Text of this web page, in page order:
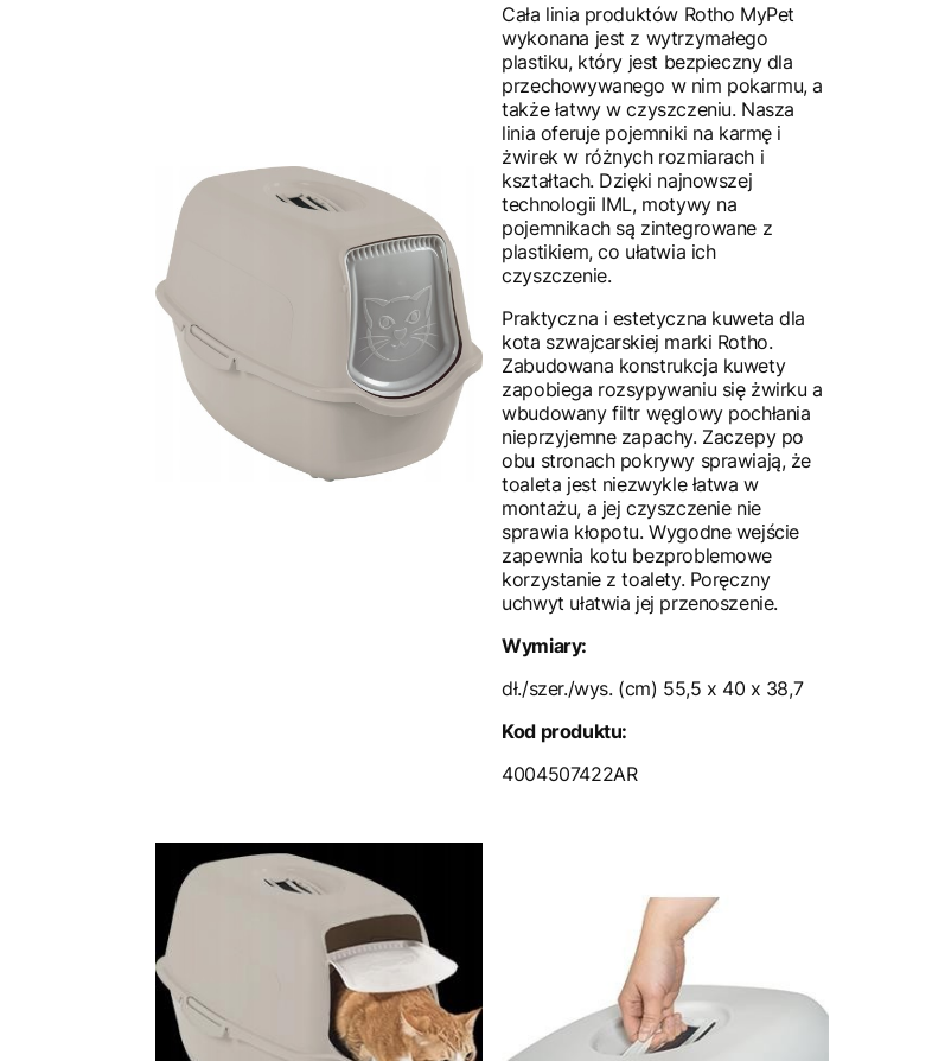
Cała linia produktów Rotho MyPet
wykonana jest z wytrzymałego
plastiku, który jest bezpieczny dla
przechowywanego w nim pokarmu, a
także łatwy w czyszczeniu. Nasza
linia oferuje pojemniki na karmę i
żwirek w różnych rozmiarach i
kształtach. Dzięki najnowszej
technologii IML, motywy na
pojemnikach są zintegrowane z
plastikiem, co ułatwia ich
czyszczenie.
Praktyczna i estetyczna kuweta dla
kota szwajcarskiej marki Rotho.
Zabudowana konstrukcja kuwety
zapobiega rozsypywaniu się żwirku a
wbudowany filtr węglowy pochłania
nieprzyjemne zapachy. Zaczepy po
obu stronach pokrywy sprawiają, że
toaleta jest niezwykle łatwa w
montażu, a jej czyszczenie nie
sprawia kłopotu. Wygodne wejście
zapewnia kotu bezproblemowe
korzystanie z toalety. Poręczny
uchwyt ułatwia jej przenoszenie.
Wymiary:
dł./szer./wys. (cm) 55,5 x 40 x 38,7
Kod produktu:
4004507422AR